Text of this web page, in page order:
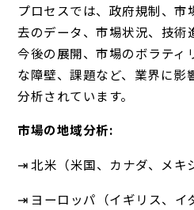
プロセスでは、政府規制、市
去のデータ、市場状況、技術
今後の展開、市場のボラティ
な障壁、課題など、業界に影
分析されています。
市場の地域分析:
⇥ 北米（米国、カナダ、メキ
⇥ ヨーロッパ（イギリス、イ